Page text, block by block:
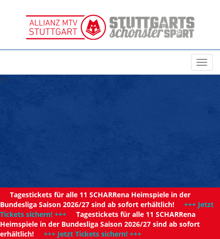
11
Tagestickets für alle 11 SCHARRena Heimspiele in der
Bundesliga Saison 2026/27 sind ab sofort erhältlich! +++ Jetzt
Tickets sichern! +++ Tagestickets für alle 11 SCHARRena
Heimspiele in der Bundesliga Saison 2026/27 sind ab sofort
erhältlich! +++ Jetzt Tickets sichern! +++